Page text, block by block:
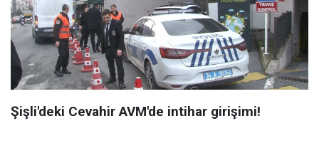
Şişli'deki Cevahir AVM'de intihar girişimi!